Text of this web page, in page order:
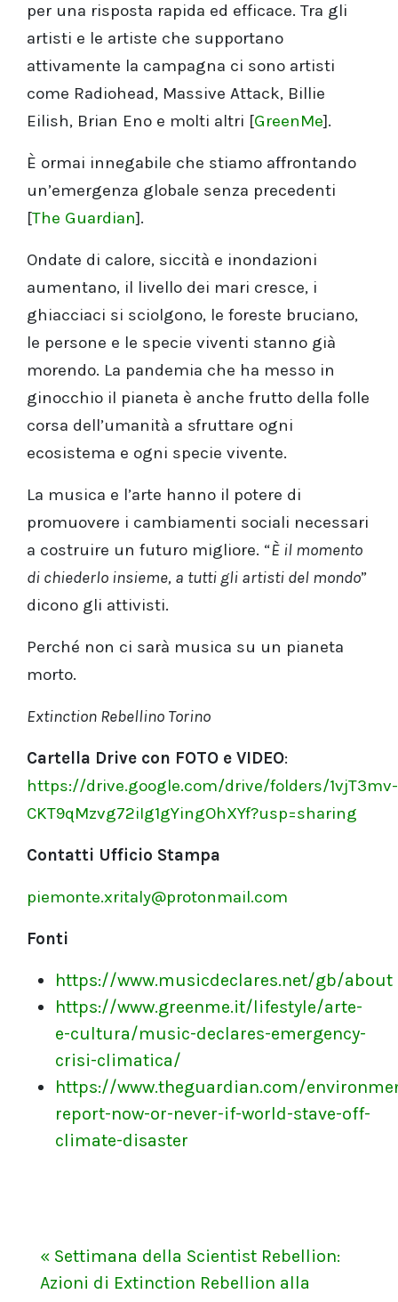
per una risposta rapida ed efficace. Tra gli
artisti e le artiste che supportano
attivamente la campagna ci sono artisti
come Radiohead, Massive Attack, Billie
Eilish, Brian Eno e molti altri [GreenMe].
È ormai innegabile che stiamo affrontando
un’emergenza globale senza precedenti
[The Guardian].
Ondate di calore, siccità e inondazioni
aumentano, il livello dei mari cresce, i
ghiacciaci si sciolgono, le foreste bruciano,
le persone e le specie viventi stanno già
morendo. La pandemia che ha messo in
ginocchio il pianeta è anche frutto della folle
corsa dell’umanità a sfruttare ogni
ecosistema e ogni specie vivente.
La musica e l’arte hanno il potere di
promuovere i cambiamenti sociali necessari
a costruire un futuro migliore. “È il momento
di chiederlo insieme, a tutti gli artisti del mondo”
dicono gli attivisti.
Perché non ci sarà musica su un pianeta
morto.
Extinction Rebellino Torino
Cartella Drive con FOTO e VIDEO:
https://drive.google.com/drive/folders/1vjT3mv-
CKT9qMzvg72iIg1gYingOhXYf?usp=sharing
Contatti Ufficio Stampa
piemonte.xritaly@protonmail.com
Fonti
https://www.musicdeclares.net/gb/about
https://www.greenme.it/lifestyle/arte-
e-cultura/music-declares-emergency-
crisi-climatica/
https://www.theguardian.com/
report-now-or-never-if-world-stave-off-
climate-disaster
« Settimana della Scientist Rebellion:
Azioni di Extinction Rebellion alla